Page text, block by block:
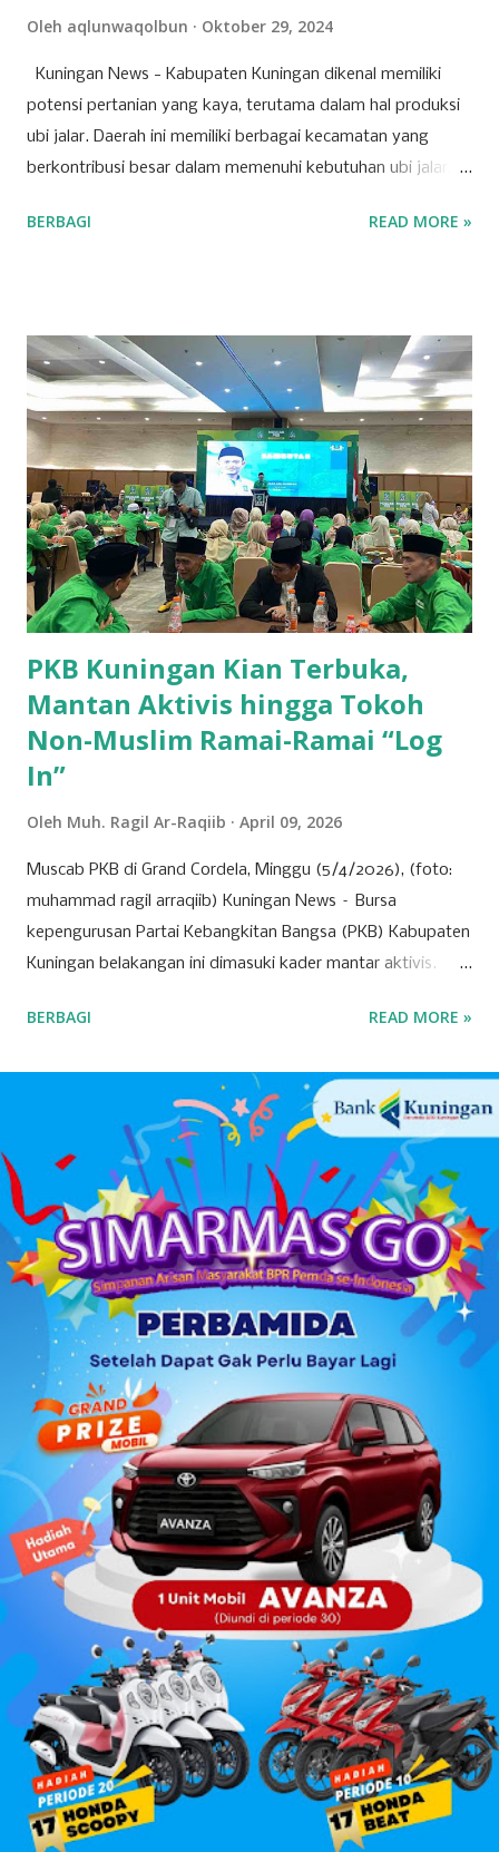
Oleh aqlunwaqolbun Oktober 29, 2024
Kuningan News - Kabupaten Kuningan dikenal memiliki
potensi pertanian yang kaya, terutama dalam hal produksi
ubi jalar. Daerah ini memiliki berbagai kecamatan yang
berkontribusi besar dalam memenuhi kebutuhan ubi jalar,
tujuh kecamatan di Kabupaten Kuningan yang mencatat
Dengan produksi sebesar 45.702 ton, Kecamatan Cilimus
menyumbangkan hampir setengah dari total produksi ubi
jalar di wilayah ini. Kondisi tanah yang subur dan teknik
pertanian yang optimal menjadikan Cilimus sebagai sentra
utama produksi ubi jalar. 2. Kecamatan Cigandamekar
Posisi kedua ditempati oleh Kecamatan Cigandamekar
dengan total produksi mencapai 28.966 ton. Daerah ini
dikenal dengan pertanian yang beragam dan kualitas ubi
jalar yang baik, sehingga mampu bersaing dengan ...
BERBAGI READ MORE »
PKB Kuningan Kian Terbuka,
Mantan Aktivis hingga Tokoh
Non-Muslim Ramai-Ramai “Log
In”
Oleh Muh. Ragil Ar-Raqiib April 09, 2026
Muscab PKB di Grand Cordela, Minggu (5/4/2026), (foto:
muhammad ragil arraqiib) Kuningan News – Bursa
kepengurusan Partai Kebangkitan Bangsa (PKB) Kabupaten
Kuningan belakangan ini dimasuki kader mantar aktivis.
semakin menunjukkan wajah barunya sebagai partai yang
muda dari berbagai latar belakang mulai menyatakan
ketertarikannya untuk bergabung atau "log in" ke partai
tersebut. Drs. H. Ujang Kosasih, Ketua PKB Kuningan,
menyebut PKB saat ini adalah wadah bagi seluruh warga
negara tanpa melihat latar belakang organisasi maupun
agama. Fenomena menarik perhatian adalah bergabungnya
sejumlah nama besar dari kalangan aktivis muda, seperti
Sadam Husain. Ada anak muda dari kalangan
Muhammadiyah, NU, hingga mantan aktivis dari organisasi
mahasiswa seperti, PMII dan GMNI yang ikut merapat.
“Alhamdulillah di Muscab kali ini dalam rangka menyusun
struktur DPC ke depan 202...
BERBAGI READ MORE »